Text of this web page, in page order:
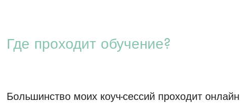
Где проходит обучение?
Большинство моих коуч-сессий проходит онлайн